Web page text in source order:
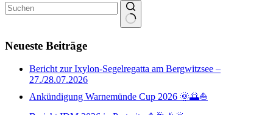
Ergebnisse
Neueste Beiträge
Bericht zur Ixylon-Segelregatta am Bergwitzsee –
27./28.07.2026
Ankündigung Warnemünde Cup 2026 🌞🌅⛵